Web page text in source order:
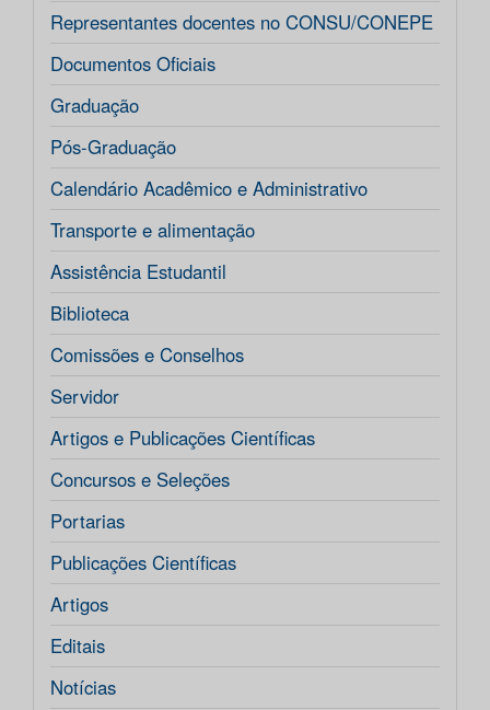
Representantes docentes no CONSU/CONEPE
Documentos Oficiais
Graduação
Pós-Graduação
Calendário Acadêmico e Administrativo
Transporte e alimentação
Assistência Estudantil
Biblioteca
Comissões e Conselhos
Servidor
Artigos e Publicações Científicas
Concursos e Seleções
Portarias
Publicações Científicas
Artigos
Editais
Notícias